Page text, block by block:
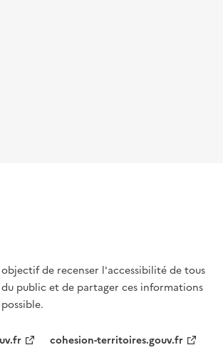
de recenser l'accessibilité de tous
public et de partager ces informations
cohesion-territoires.gouv.fr